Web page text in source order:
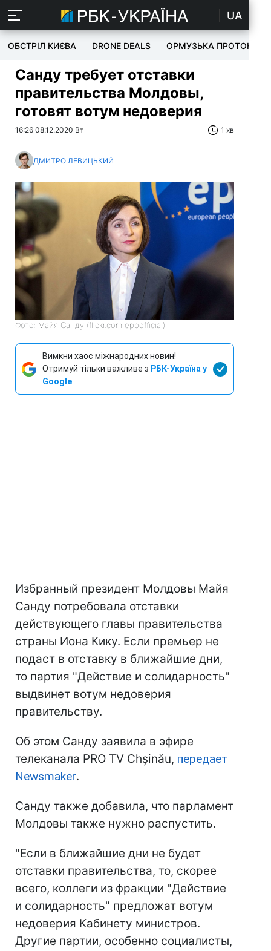
UA
ОБСТРІЛ КИЄВА DRONE DEALS ОРМУЗЬКА ПРОТОКА
Санду требует отставки
правительства Молдовы,
готовят вотум недоверия
16:26 08.12.2020 Вт 1 хв
ДМИТРО ЛЕВИЦЬКИЙ
Фото: Майя Санду (flickr.com eppofficial)
Вимкни хаос міжнародних новин!
Отримуй тільки важливе з РБК-Україна у
Google
Избранный президент Молдовы Майя
Санду потребовала отставки
действующего главы правительства
страны Иона Кику. Если премьер не
подаст в отставку в ближайшие дни,
то партия "Действие и солидарность"
выдвинет вотум недоверия
правительству.
Об этом Санду заявила в эфире
телеканала PRO TV Chșinău, передает
Newsmaker.
Санду также добавила, что парламент
Молдовы также нужно распустить.
"Если в ближайшие дни не будет
отставки правительства, то, скорее
всего, коллеги из фракции "Действие
и солидарность" предложат вотум
недоверия Кабинету министров.
Другие партии, особенно социалисты,